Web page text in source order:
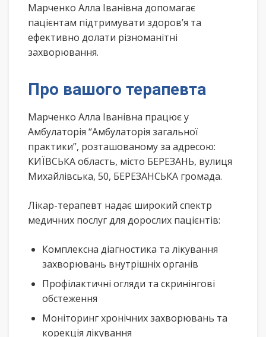
Марченко Алла Іванівна допомагає
пацієнтам підтримувати здоров’я та
ефективно долати різноманітні
захворювання.
Про вашого терапевта
Марченко Алла Іванівна працює у
Амбулаторія “Амбулаторія загальної
практики”, розташованому за адресою:
КИЇВСЬКА область, місто БЕРЕЗАНЬ, вулиця
Михайлівська, 50, БЕРЕЗАНСЬКА громада.
Лікар-терапевт надає широкий спектр
медичних послуг для дорослих пацієнтів:
Комплексна діагностика та лікування
захворювань внутрішніх органів
Профілактичні огляди та скринінгові
обстеження
Моніторинг хронічних захворювань та
корекція лікування